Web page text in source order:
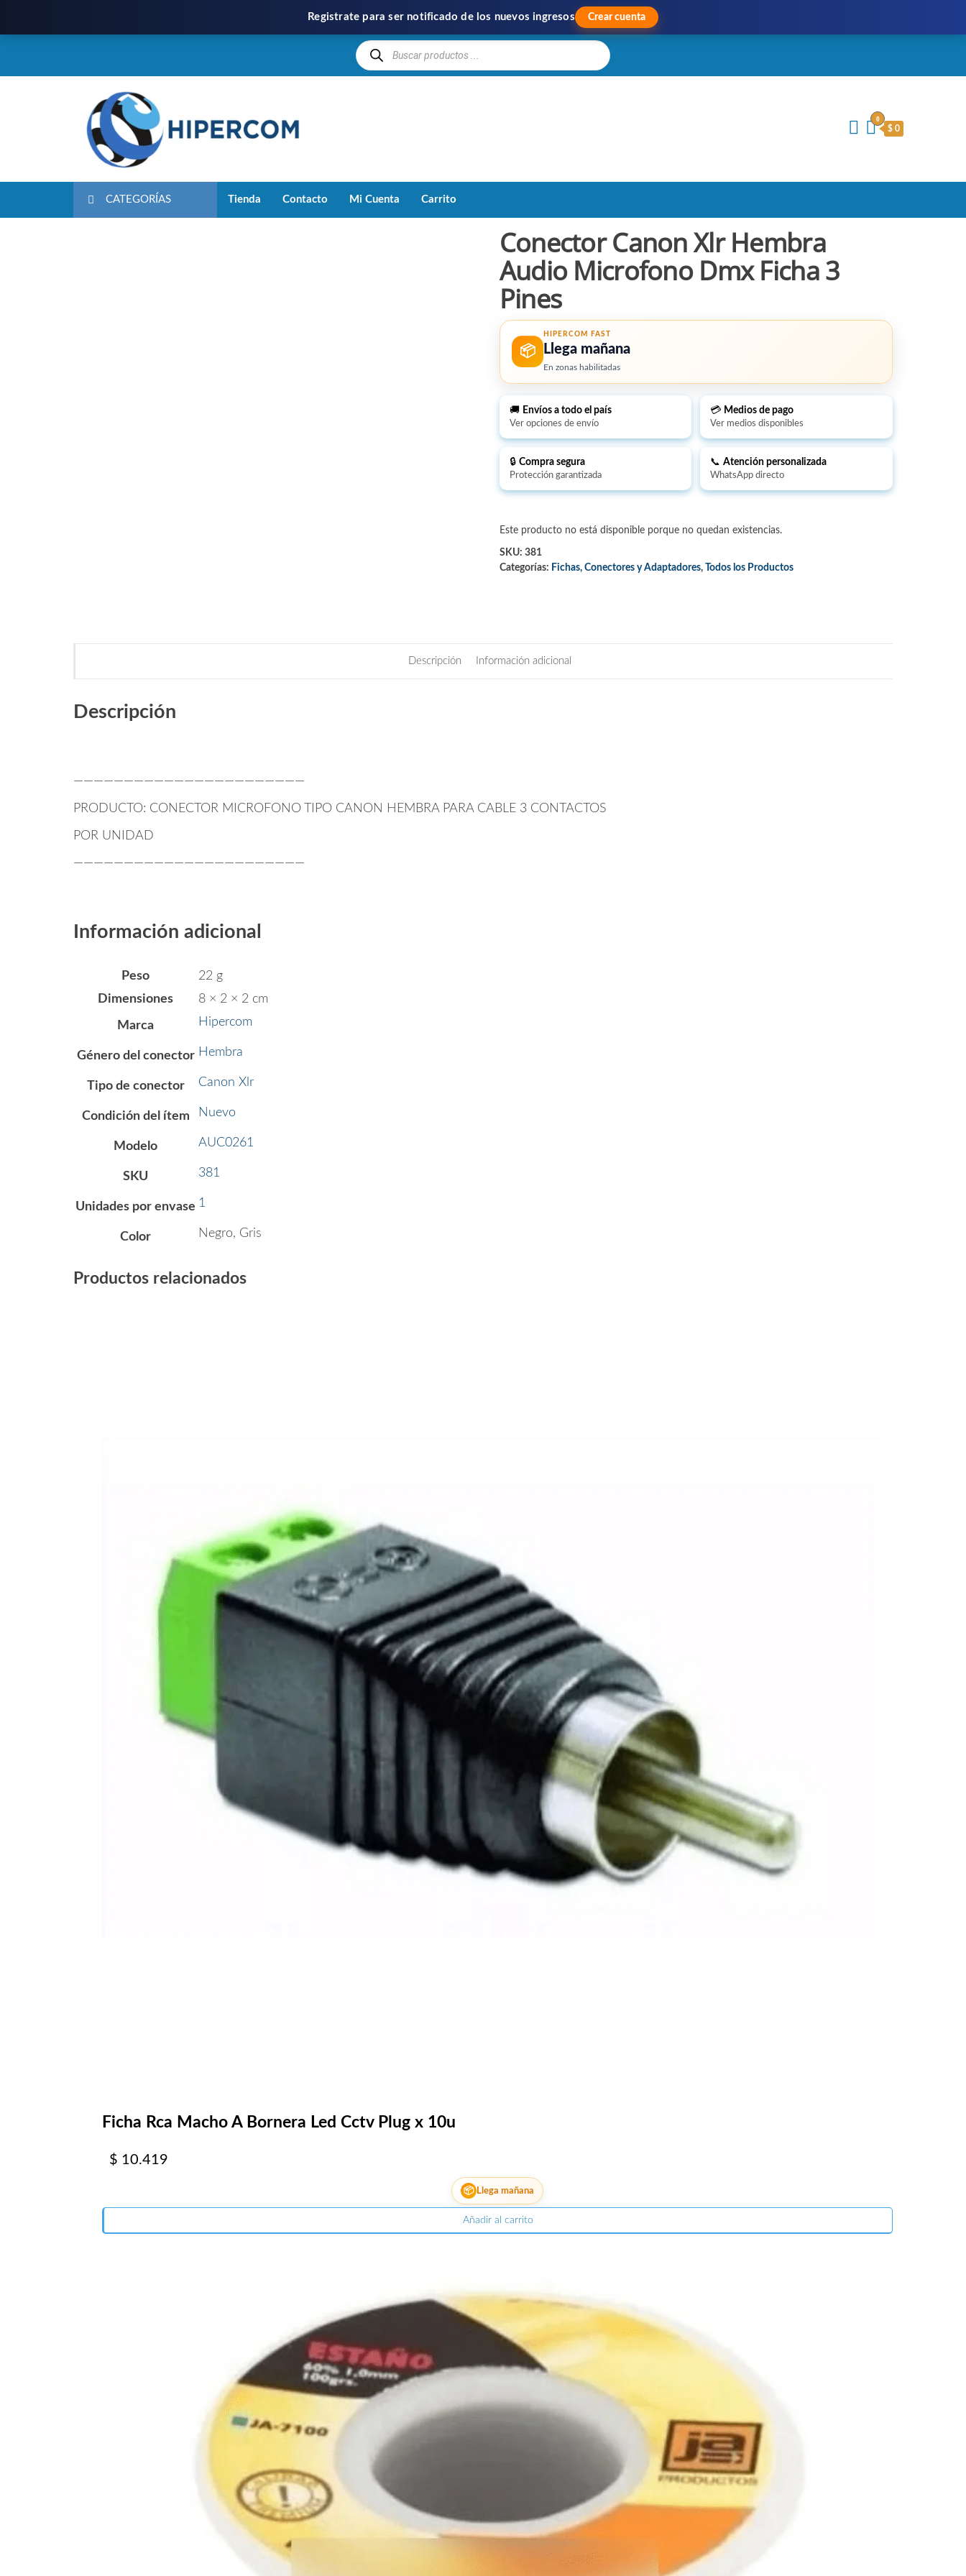
Registrate para ser notificado de los nuevos ingresos Crear cuenta
0
$ 0
CATEGORÍAS Tienda Contacto Mi Cuenta Carrito
Conector Canon Xlr Hembra
Audio Microfono Dmx Ficha 3
Pines
📦
HIPERCOM FAST
Llega mañana
En zonas habilitadas
🚚 Envíos a todo el país
Ver opciones de envío
💳 Medios de pago
Ver medios disponibles
🔒 Compra segura
Protección garantizada
📞Atención personalizada
WhatsApp directo
Este producto no está disponible porque no quedan existencias.
SKU: 381
Categorías: Fichas, Conectores y Adaptadores, Todos los Productos
Descripción Información adicional
Descripción
———————————————————————
PRODUCTO: CONECTOR MICROFONO TIPO CANON HEMBRA PARA CABLE 3 CONTACTOS
POR UNIDAD
———————————————————————
Información adicional
Peso
22 g
Dimensiones
8 × 2 × 2 cm
Marca Hipercom
Género del conector Hembra
Tipo de conector Canon Xlr
Condición del ítem Nuevo
Modelo AUC0261
SKU 381
Unidades por envase 1
Color Negro, Gris
Productos relacionados
Ficha Rca Macho A Bornera Led Cctv Plug x 10u
$ 10.419
📦 Llega mañana
Añadir al carrito